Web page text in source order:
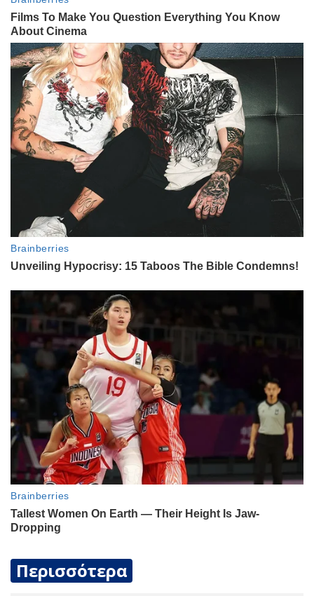
Περισσότερα